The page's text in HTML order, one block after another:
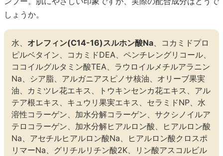
しょうか。
水、 オレフィン(C14-16)スルホン酸Na 、コカミドプロ
ピルベタイン、コカミドDEA、ペンチレングリコール、
ココイルグルタミン酸TEA、ラウロイルメチルアラニン
Na、シア脂、アルガニアスピノサ核油、オリーブ果実
油、カミツレ花エキス、トウキンセンカ花エキス、アル
テア根エキス、キュウリ果実エキス、セラミドNP、水
溶性コラーゲン、加水分解コラーゲン、サクシノイルア
テロコラーゲン、加水分解ヒアルロン酸、ヒアルロン酸
Na、アセチルヒアルロン酸Na、ヒアルロン酸クロスポ
リマーNa、グリチルリチン酸2K、リン酸アスコルビル